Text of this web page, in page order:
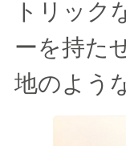
トリック
ーを持た
地のよう